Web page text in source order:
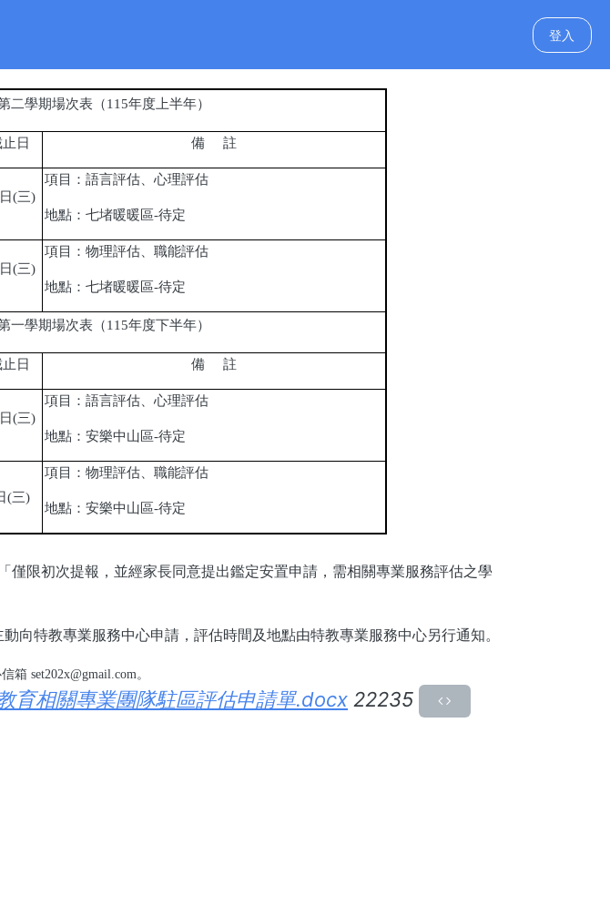
登入
二學期場次表（115年度上半年）
日 備 註
日(三)
項目：語言評估、心理評估
地點：七堵暖暖區-待定
日(三)
項目：物理評估、職能評估
地點： 七堵暖暖區-待定
一學期場次表（115年度下半年）
日 備 註
日(三)
項目：語言評估、心理評估
地點：安樂中山區-待定
(三)
項目：物理評估、職能評估
地點：安樂中山區-待定
限初次提報，並經家長同意提出鑑定安置申請，需相關專業服務評估之學
動向特教專業服務中心申請，評估時間及地點由特教專業服務中心另行通知。
set202x@gmail.com。
育相關專業團隊駐區評估申請單.docx 22235